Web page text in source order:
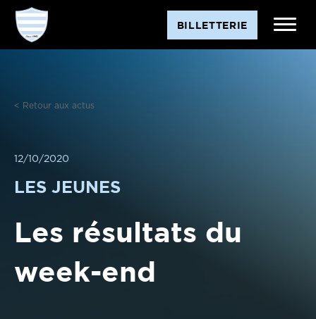
Aller
contenu
BILLETTERIE
< Retour aux actus
12/10/2020
LES JEUNES
Les résultats du
week-end